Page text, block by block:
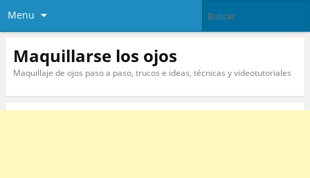
Menu
Maquillarse los ojos
Maquillaje de ojos paso a paso, trucos e ideas, técnicas y videotutoriales